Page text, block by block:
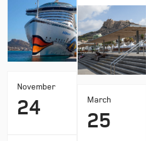
November
24 March
25